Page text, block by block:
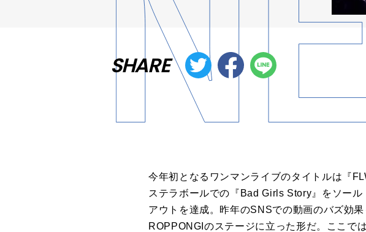
SHARE
今年初となるワンマンライブのタイトルは『
ステラボールでの『Bad Girls Story』をソー
アウトを達成。昨年のSNSでの動画のバズ効
ROPPONGIのステージに立った形だ。ここで